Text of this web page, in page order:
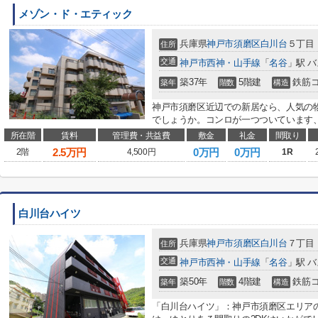
メゾン・ド・エティック
住所 兵庫県神戸市須磨区白川台 ５丁目
交通 神戸市西神・山手線 「名谷」駅
築年 築37年 階数 5階建 構造 鉄筋
神戸市須磨区近辺での新居なら、人気
でしょうか。コンロが一つついていま
所在階 賃料 管理費・共益費 敷金 礼金
間取り
2階
2.5万円 4,500円 0万円 0万円 1R
白川台ハイツ
住所 兵庫県神戸市須磨区白川台 ７丁目
交通 神戸市西神・山手線 「名谷」駅
築年 築50年 階数 4階建 構造 鉄筋
「白川台ハイツ」：神戸市須磨区エリ